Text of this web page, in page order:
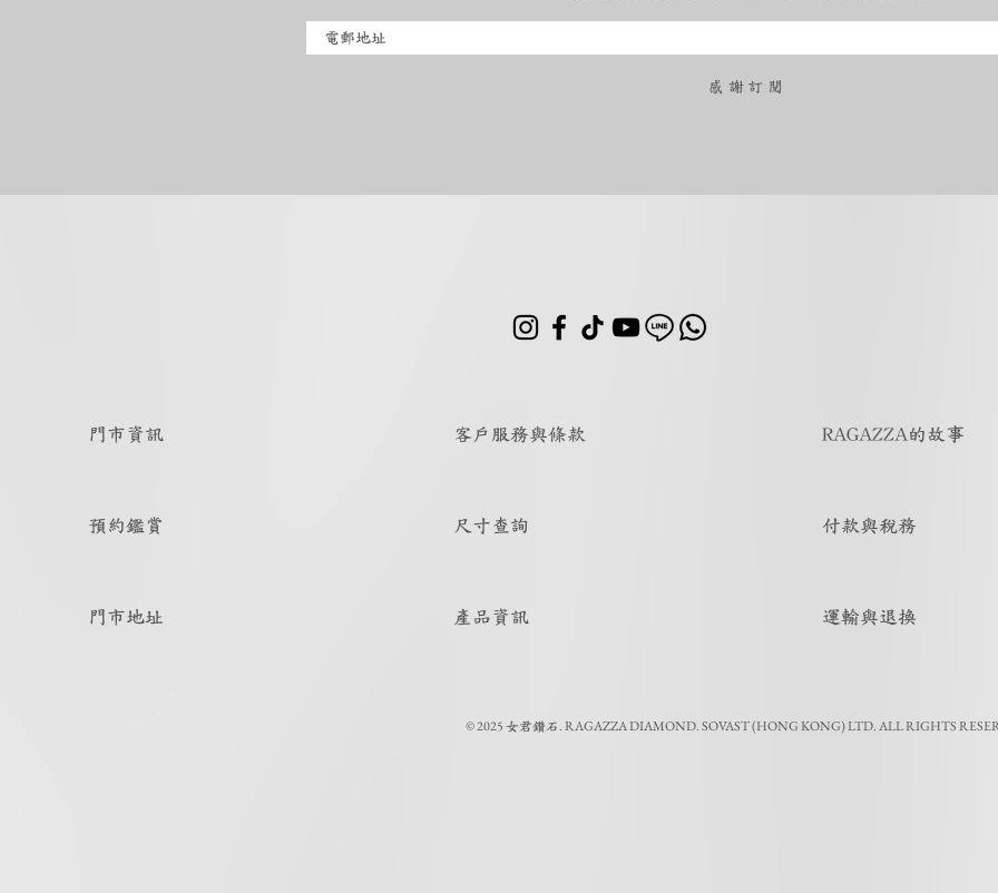
​感謝訂閱
門市資訊
預約鑑賞
門市地址
客戶服務與條款
尺寸查詢
產品資訊
RAGAZZA的故事
付款與稅務
運輸與退換
© 2025 女君鑽石.RAGAZZA DIAMOND. SOVAST (HONG KONG) LTD. ALL RIGHTS